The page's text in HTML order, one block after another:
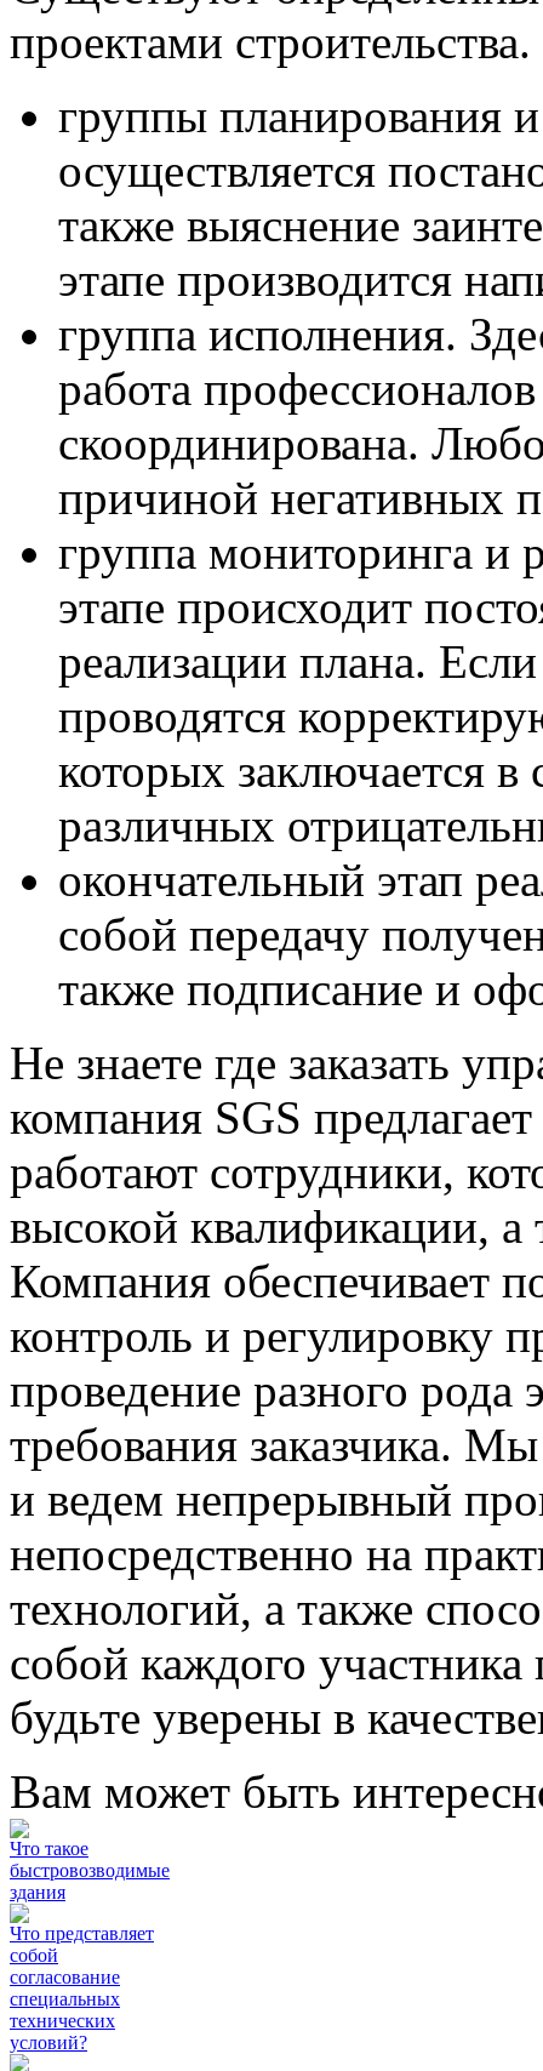
проектами
группы планирования
осуществляется
также выяснение
этапе производится
группа исполнения.
работа
скоординирована.
причиной негативных
группа мониторинга и
этапе происходит
реализации плана.
проводятся
которых заключается
различных
окончательный этап
собой передачу
также подписание и
Не знаете где заказать
компания SGS
работают сотрудники,
высокой квалификации,
Компания обеспечивает
контроль и регулировку
проведение разного рода
требования заказчика.
и ведем непрерывный
непосредственно на
технологий, а также
собой каждого
будьте уверены в
Вам может быть
Что такое
быстровозводимые
здания
Что представляет
собой
согласование
специальных
технических
условий?